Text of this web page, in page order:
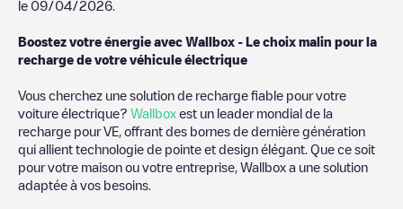
le 09/04/2026
Boostez votre énergie avec Wallbox - Le choix malin pour la
recharge de votre véhicule électrique
Vous cherchez une solution de recharge fiable pour votre
voiture électrique? Wallbox est un leader mondial de la
recharge pour VE, offrant des bornes de dernière génération
qui allient technologie de pointe et design élégant. Que ce soit
pour votre maison ou votre entreprise, Wallbox a une solution
adaptée à vos besoins.